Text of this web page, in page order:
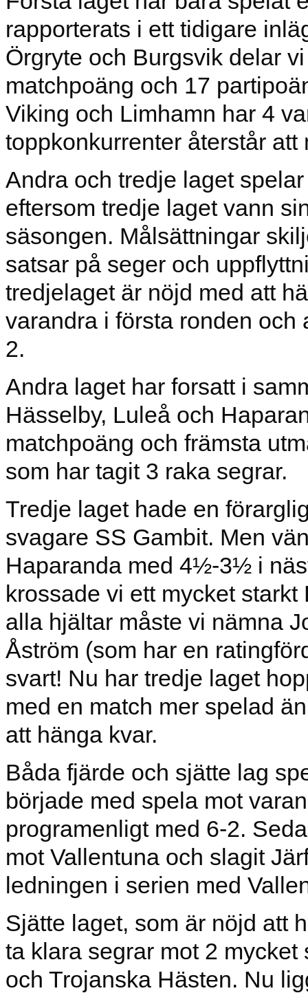
rapporterats i ett tidigare
Örgryte och Burgsvik delar
matchpoäng och 17
Viking och Limhamn har 4
toppkonkurrenter återstår
Andra och tredje laget
eftersom tredje laget vann
säsongen. Målsättningar
satsar på seger och
tredjelaget är nöjd med att
varandra i första ronden och
2.
Andra laget har forsatt i
Hässelby, Luleå och
matchpoäng och främsta
som har tagit 3 raka segrar.
Tredje laget hade en
svagare SS Gambit. Men
Haparanda med 4½-3½ i
krossade vi ett mycket
alla hjältar måste vi nämna
Åström (som har en
svart! Nu har tredje laget
med en match mer spelad
att hänga kvar.
Båda fjärde och sjätte lag
började med spela mot
programenligt med 6-2.
mot Vallentuna och slagit
ledningen i serien med
Sjätte laget, som är nöjd att
ta klara segrar mot 2
och Trojanska Hästen. Nu